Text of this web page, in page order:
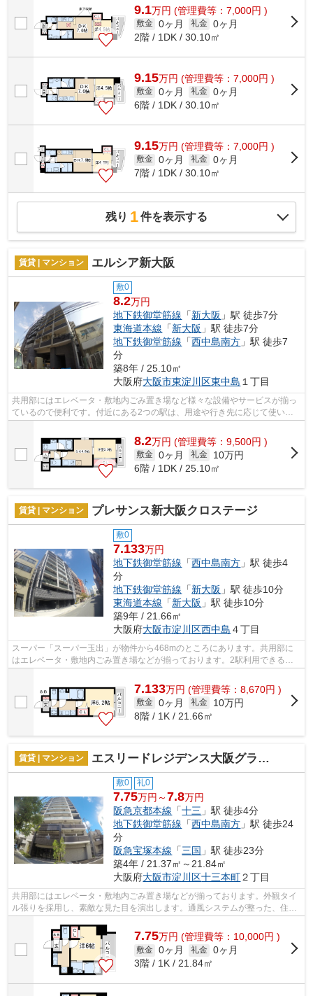
9.1万円 (管理費等：7,000円 )
敷金 0ヶ月 礼金 0ヶ月
2階 / 1DK / 30.10㎡
9.15万円 (管理費等：7,000円 )
敷金 0ヶ月 礼金 0ヶ月
6階 / 1DK / 30.10㎡
9.15万円 (管理費等：7,000円 )
敷金 0ヶ月 礼金 0ヶ月
7階 / 1DK / 30.10㎡
残り 1件を表示する
賃貸 | マンション エルシア新大阪
敷0
8.2万円
地下鉄御堂筋線 「新大阪 」駅 徒歩7分
東海道本線 「新大阪 」駅 徒歩7分
地下鉄御堂筋線 「西中島南方 」駅 徒歩7
分
築8年 / 25.10㎡
大阪府大阪市東淀川区東中島 １丁目
共用部にはエレベータ・敷地内ごみ置き場など様々な設備やサービスが揃っ
ているので便利です。付近にある2つの駅は、用途や行き先に応じて使い分
8.2万円 (管理費等：9,500円 )
敷金 0ヶ月 礼金
10万円
6階 / 1DK / 25.10㎡
賃貸 | マンション プレサンス新大阪クロステージ
敷0
7.133万円
地下鉄御堂筋線 「西中島南方 」駅 徒歩4
分
地下鉄御堂筋線 「新大阪 」駅 徒歩10分
東海道本線 「新大阪 」駅 徒歩10分
築9年 / 21.66㎡
大阪府大阪市淀川区西中島 ４丁目
スーパー「スーパー玉出」が物件から468mのところにあります。共用部に
はエレベータ・敷地内ごみ置き場などが揃っております。2駅利用できる場
7.133万円 (管理費等：8,670円 )
敷金 0ヶ月 礼金
10万円
8階 / 1K / 21.66㎡
賃貸 | マンション エスリードレジデンス大阪グランノース2
敷0 礼0
7.75万円～7.8万円
阪急京都本線 「十三 」駅 徒歩4分
地下鉄御堂筋線 「西中島南方 」駅 徒歩24
分
阪急宝塚本線 「三国 」駅 徒歩23分
築4年 / 21.37㎡～21.84㎡
大阪府大阪市淀川区十三本町２丁目
共用部にはエレベータ・敷地内ごみ置き場などが揃っております。外観タイ
ル張りを採用し、素敵な見た目を演出します。通風システムが整った、住環
境の良い安心の物件です。周辺に駅が...
7.75万円 (管理費等：10,000円 )
敷金 0ヶ月 礼金 0ヶ月
3階 / 1K / 21.84㎡